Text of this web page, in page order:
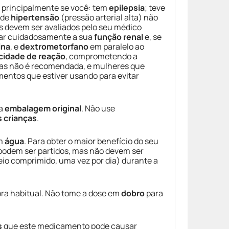
principalmente se você: temepilepsia; teve
hipertensão (pressão arterial alta) não
ser avaliados pelo seu médico
cuidadosamente a suafunção renale, se
, edextrometorfanoem paralelo ao
de reação, comprometendo a
não é recomendada, e mulheres que
que estiver usando para evitar
embalagem original. Não use
crianças.
água. Para obter o maior benefício do seu
ser partidos, mas não devem ser
comprimido, uma vez por dia) durante a
habitual. Não tome a dose emdobropara
que este medicamento pode causar